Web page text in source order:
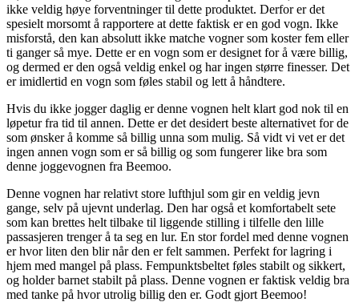
ikke veldig høye forventninger til dette produktet. Derfor er det
spesielt morsomt å rapportere at dette faktisk er en god vogn. Ikke
misforstå, den kan absolutt ikke matche vogner som koster fem eller
ti ganger så mye. Dette er en vogn som er designet for å være billig,
og dermed er den også veldig enkel og har ingen større finesser. Det
er imidlertid en vogn som føles stabil og lett å håndtere.
Hvis du ikke jogger daglig er denne vognen helt klart god nok til en
løpetur fra tid til annen. Dette er det desidert beste alternativet for de
som ønsker å komme så billig unna som mulig. Så vidt vi vet er det
ingen annen vogn som er så billig og som fungerer like bra som
denne joggevognen fra Beemoo.
Denne vognen har relativt store lufthjul som gir en veldig jevn
gange, selv på ujevnt underlag. Den har også et komfortabelt sete
som kan brettes helt tilbake til liggende stilling i tilfelle den lille
passasjeren trenger å ta seg en lur. En stor fordel med denne vognen
er hvor liten den blir når den er felt sammen. Perfekt for lagring i
hjem med mangel på plass. Fempunktsbeltet føles stabilt og sikkert,
og holder barnet stabilt på plass. Denne vognen er faktisk veldig bra
med tanke på hvor utrolig billig den er. Godt gjort Beemoo!